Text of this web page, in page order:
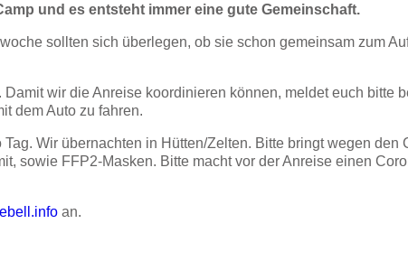
und es entsteht immer eine gute Gemeinschaft.
sollten sich überlegen, ob sie schon gemeinsam zum
wir die Anreise koordinieren können, meldet euch bitte
dem Auto zu fahren.
Wir übernachten in Hütten/Zelten. Bitte bringt wegen den
sowie FFP2-Masken. Bitte macht vor der Anreise einen
an.